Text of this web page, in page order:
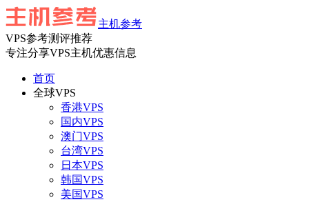
主机参考
VPS参考测评推荐
专注分享VPS主机优惠信息
首页
全球VPS
香港VPS
国内VPS
澳门VPS
台湾VPS
日本VPS
韩国VPS
美国VPS